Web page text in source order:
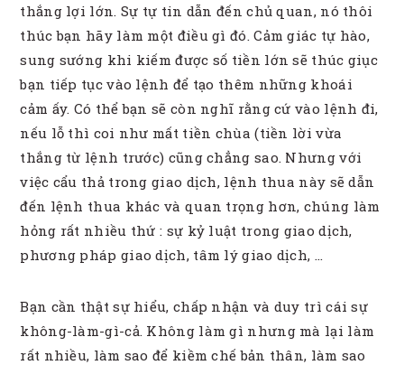
thắng lợi lớn. Sự tự tin dẫn đến chủ quan, nó thôi
thúc bạn hãy làm một điều gì đó. Cảm giác tự hào,
sung sướng khi kiếm được số tiền lớn sẽ thúc giục
bạn tiếp tục vào lệnh để tạo thêm những khoái
cảm ấy. Có thể bạn sẽ còn nghĩ rằng cứ vào lệnh đi,
nếu lỗ thì coi như mất tiền chùa (tiền lời vừa
thắng từ lệnh trước) cũng chẳng sao. Nhưng với
việc cẩu thả trong giao dịch, lệnh thua này sẽ dẫn
đến lệnh thua khác và quan trọng hơn, chúng làm
hỏng rất nhiều thứ : sự kỷ luật trong giao dịch,
phương pháp giao dịch, tâm lý giao dịch, …
Bạn cần thật sự hiểu, chấp nhận và duy trì cái sự
không-làm-gì-cả. Không làm gì nhưng mà lại làm
rất nhiều, làm sao để kiềm chế bản thân, làm sao